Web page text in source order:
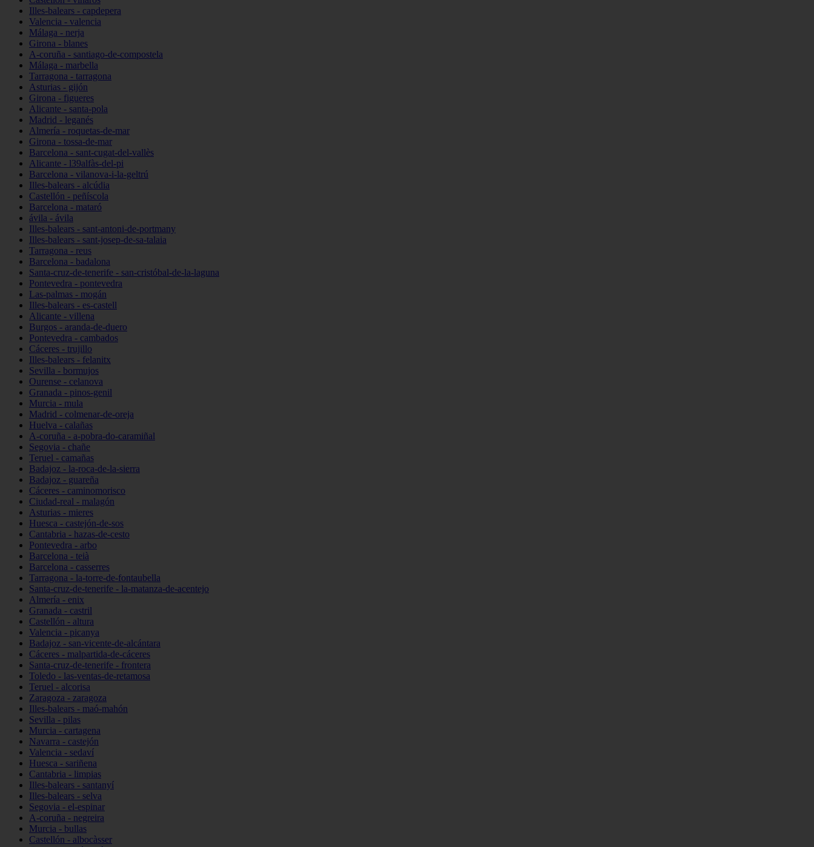
Illes-balears - capdepera
Valencia - valencia
Málaga - nerja
Girona - blanes
A-coruña - santiago-de-compostela
Málaga - marbella
Tarragona - tarragona
Asturias - gijón
Girona - figueres
Alicante - santa-pola
Madrid - leganés
Almería - roquetas-de-mar
Girona - tossa-de-mar
Barcelona - sant-cugat-del-vallès
Alicante - l39alfàs-del-pi
Barcelona - vilanova-i-la-geltrú
Illes-balears - alcúdia
Castellón - peñíscola
Barcelona - mataró
ávila - ávila
Illes-balears - sant-antoni-de-portmany
Illes-balears - sant-josep-de-sa-talaia
Tarragona - reus
Barcelona - badalona
Santa-cruz-de-tenerife - san-cristóbal-de-la-laguna
Pontevedra - pontevedra
Las-palmas - mogán
Illes-balears - es-castell
Alicante - villena
Burgos - aranda-de-duero
Pontevedra - cambados
Cáceres - trujillo
Illes-balears - felanitx
Sevilla - bormujos
Ourense - celanova
Granada - pinos-genil
Murcia - mula
Madrid - colmenar-de-oreja
Huelva - calañas
A-coruña - a-pobra-do-caramiñal
Segovia - chañe
Teruel - camañas
Badajoz - la-roca-de-la-sierra
Badajoz - guareña
Cáceres - caminomorisco
Ciudad-real - malagón
Asturias - mieres
Huesca - castejón-de-sos
Cantabria - hazas-de-cesto
Pontevedra - arbo
Barcelona - teià
Barcelona - casserres
Tarragona - la-torre-de-fontaubella
Santa-cruz-de-tenerife - la-matanza-de-acentejo
Almería - enix
Granada - castril
Castellón - altura
Valencia - picanya
Badajoz - san-vicente-de-alcántara
Cáceres - malpartida-de-cáceres
Santa-cruz-de-tenerife - frontera
Toledo - las-ventas-de-retamosa
Teruel - alcorisa
Zaragoza - zaragoza
Illes-balears - maó-mahón
Sevilla - pilas
Murcia - cartagena
Navarra - castejón
Valencia - sedaví
Huesca - sariñena
Cantabria - limpias
Illes-balears - santanyí
Illes-balears - selva
Segovia - el-espinar
A-coruña - negreira
Murcia - bullas
Castellón - albocàsser